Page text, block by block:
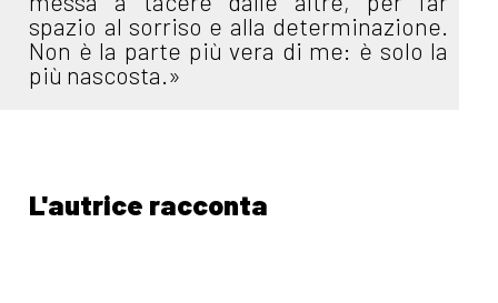
spazio al sorriso e alla determinazione.
Non è la parte più vera di me: è solo la
più nascosta.»
L'autrice racconta